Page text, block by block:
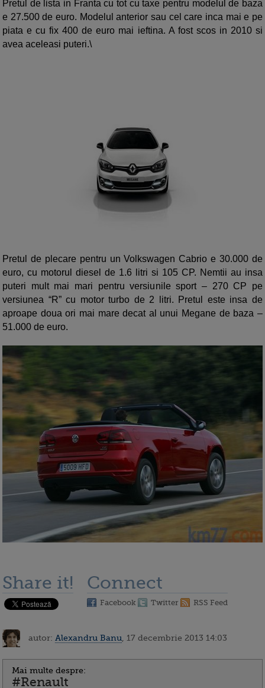
Pretul de lista in Franta cu tot cu taxe pentru modelul de baza
e 27.500 de euro. Modelul anterior sau cel care inca mai e pe
piata e cu fix 400 de euro mai ieftina. A fost scos in 2010 si
avea aceleasi puteri.\
Pretul de plecare pentru un Volkswagen Cabrio e 30.000 de
euro, cu motorul diesel de 1.6 litri si 105 CP. Nemtii au insa
puteri mult mai mari pentru versiunile sport – 270 CP pe
versiunea “R” cu motor turbo de 2 litri. Pretul este insa de
aproape doua ori mai mare decat al unui Megane de baza –
51.000 de euro.
Share it! Connect
Facebook Twitter RSS Feed
autor: Alexandru Banu , 17 decembrie 2013 14:03
Mai multe despre:
#Renault